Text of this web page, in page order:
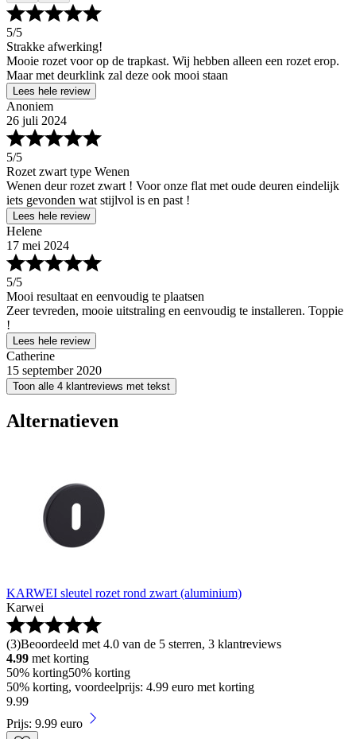
5/5
Strakke afwerking!
Mooie rozet voor op de trapkast. Wij hebben alleen een rozet erop.
Maar met deurklink zal deze ook mooi staan
Lees hele review
Anoniem
26 juli 2024
5/5
Rozet zwart type Wenen
Wenen deur rozet zwart ! Voor onze flat met oude deuren eindelijk
iets gevonden wat stijlvol is en past !
Lees hele review
Helene
17 mei 2024
5/5
Mooi resultaat en eenvoudig te plaatsen
Zeer tevreden, mooie uitstraling en eenvoudig te installeren. Toppie
!
Lees hele review
Catherine
15 september 2020
Toon alle 4 klantreviews met tekst
Alternatieven
KARWEI sleutel rozet rond zwart (aluminium)
Karwei
(3)Beoordeeld met 4.0 van de 5 sterren, 3 klantreviews
4.99 met korting
50% korting50% korting
50% korting, voordeelprijs: 4.99 euro met korting
9.99
Prijs: 9.99 euro